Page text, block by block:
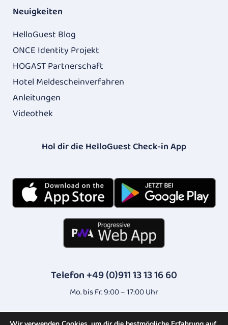
Neuigkeiten
HelloGuest Blog
ONCE Identity Projekt
HOGAST Partnerschaft
Hotel Meldescheinverfahren
Anleitungen
Videothek
Hol dir die HelloGuest Check-in App​
Telefon +49 (0)911 13 13 16 60
Mo. bis Fr. 9:00 – 17:00 Uhr
Impressum AGB Datenschutz